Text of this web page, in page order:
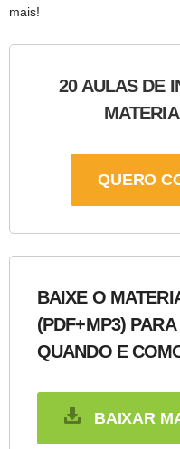
mais!
20 AULAS DE
QUERO
BAIXE O
(PDF+MP3)
QUANDO E
BAIXAR